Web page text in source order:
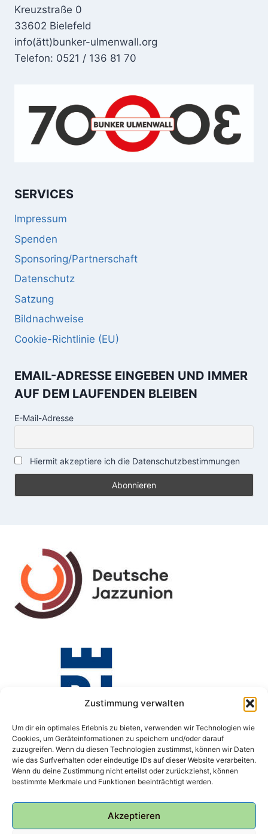
Zustimmung verwalten
Um dir ein optimales Erlebnis zu bieten, verwenden wir Technologien wie
Cookies, um Geräteinformationen zu speichern und/oder darauf
zuzugreifen. Wenn du diesen Technologien zustimmst, können wir Daten
wie das Surfverhalten oder eindeutige IDs auf dieser Website verarbeiten.
Wenn du deine Zustimmung nicht erteilst oder zurückziehst, können
bestimmte Merkmale und Funktionen beeinträchtigt werden.
Akzeptieren
Kreuzstraße 0
33602 Bielefeld
info(ätt)bunker-ulmenwall.org
Telefon: 0521 / 136 81 70
SERVICES
Impressum
Spenden
Sponsoring/Partnerschaft
Datenschutz
Satzung
Bildnachweise
Cookie-Richtlinie (EU)
EMAIL-ADRESSE EINGEBEN UND IMMER
AUF DEM LAUFENDEN BLEIBEN
E-Mail-Adresse
Hiermit akzeptiere ich die Datenschutzbestimmungen